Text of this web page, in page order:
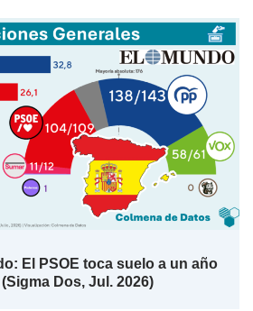
El PSOE toca suelo a un año
Dos, Jul. 2026)